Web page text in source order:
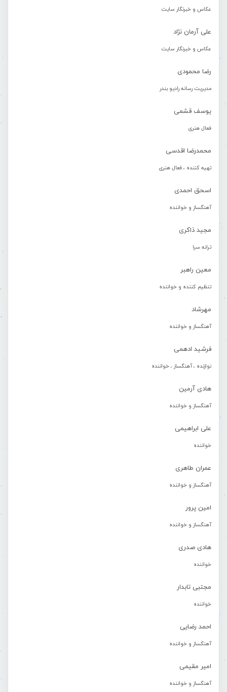
عکاس و خبرنگار سایت
علی آرمان نژاد
عکاس و خبرنگار سایت
رضا محمودی
مدیریت رسانه رادیو بندر
یوسف قشمی
فعال هنری
محمدرضا اقدسی
تهیه کننده ، فعال هنری
اسحق احمدی
آهنگساز و خواننده
مجید ذاکری
ترانه سرا
معین راهبر
تنظیم کننده و خواننده
مهرشاد
آهنگساز و خواننده
فرشید ادهمی
نوازنده ، آهنگساز ، خواننده
هادی آرمین
آهنگساز و خواننده
علی ابراهیمی
خواننده
عمران طاهری
آهنگساز و خواننده
امین پرور
آهنگساز و خواننده
هادی صدری
خواننده
مجتبی تابدار
خواننده
احمد رضایی
آهنگساز و خواننده
امیر مقیمی
آهنگساز و خواننده